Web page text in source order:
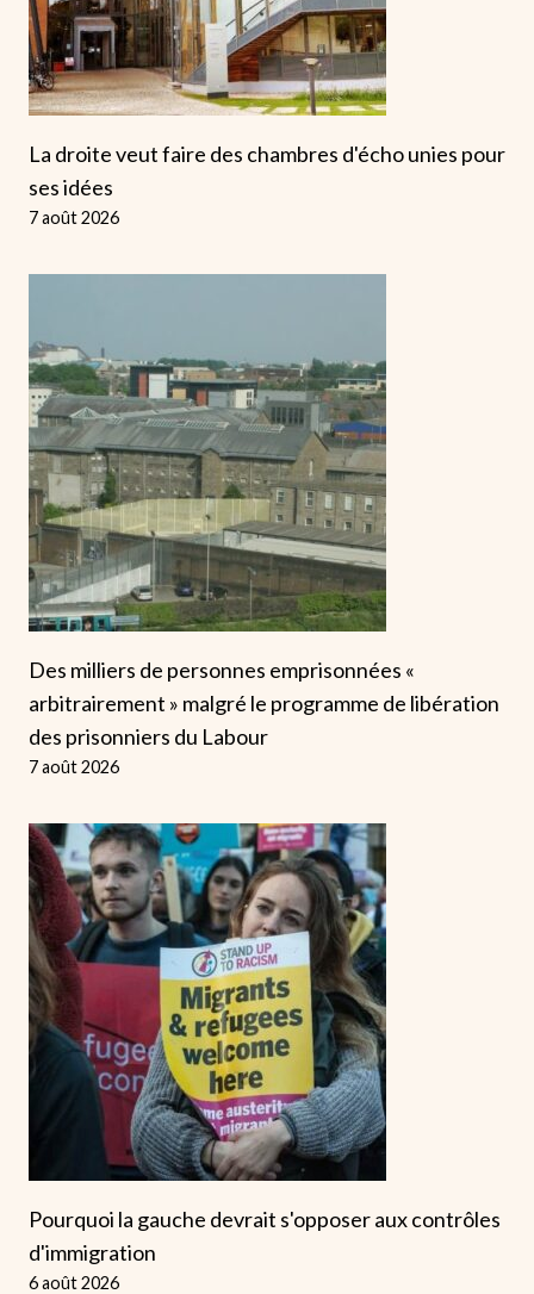
La droite veut faire des chambres d'écho unies pour
ses idées
7 août 2026
Des milliers de personnes emprisonnées «
arbitrairement » malgré le programme de libération
des prisonniers du Labour
7 août 2026
Pourquoi la gauche devrait s'opposer aux contrôles
d'immigration
6 août 2026